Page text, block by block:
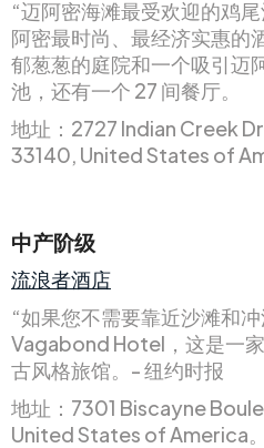
“迈阿密海滩最受欢迎的鸡
阿密最时尚、最经济实惠的
郁葱葱的庭院和一个吸引迈
池，还有一个 27 间餐厅。
地址：2727 Indian Creek
33140, United States of
中产阶级
流浪者酒店
“如果您不需要靠近沙滩和
Vagabond Hotel，这是一
古风格旅馆。- 纽约时报
地址：7301 Biscayne
United States of America。